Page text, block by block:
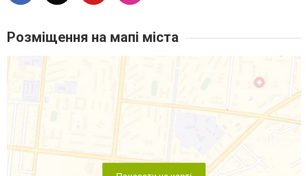
Розміщення на мапі міста